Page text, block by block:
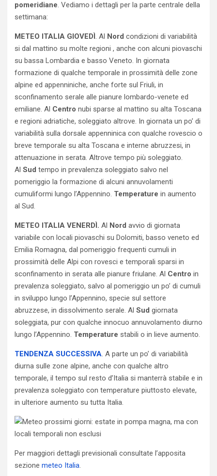
pomeridiane. Vediamo i dettagli per la parte centrale della
settimana:
METEO ITALIA GIOVEDÌ. Al Nord condizioni di variabilità
si dal mattino su molte regioni , anche con alcuni piovaschi
su bassa Lombardia e basso Veneto. In giornata
formazione di qualche temporale in prossimità delle zone
alpine ed appenniniche, anche forte sul Friuli, in
sconfinamento serale alle pianure lombardo-venete ed
emiliane. Al Centro nubi sparse al mattino su alta Toscana
e regioni adriatiche, soleggiato altrove. In giornata un po’ di
variabilità sulla dorsale appenninica con qualche rovescio o
breve temporale su alta Toscana e interne abruzzesi, in
attenuazione in serata. Altrove tempo più soleggiato.
Al Sud tempo in prevalenza soleggiato salvo nel
pomeriggio la formazione di alcuni annuvolamenti
cumuliformi lungo l’Appennino. Temperature in aumento
al Sud.
METEO ITALIA VENERDÌ. Al Nord avvio di giornata
variabile con locali piovaschi su Dolomiti, basso veneto ed
Emilia Romagna, dal pomeriggio frequenti cumuli in
prossimità delle Alpi con rovesci e temporali sparsi in
sconfinamento in serata alle pianure friulane. Al Centro in
prevalenza soleggiato, salvo al pomeriggio un po’ di cumuli
in sviluppo lungo l’Appennino, specie sul settore
abruzzese, in dissolvimento serale. Al Sud giornata
soleggiata, pur con qualche innocuo annuvolamento diurno
lungo l’Appennino. Temperature stabili o in lieve aumento.
TENDENZA SUCCESSIVA. A parte un po’ di variabilità
diurna sulle zone alpine, anche con qualche altro
temporale, il tempo sul resto d’Italia si manterrà stabile e in
prevalenza soleggiato con temperature piuttosto elevate,
in ulteriore aumento su tutta Italia.
Per maggiori dettagli previsionali consultate l’apposita
sezione meteo Italia.